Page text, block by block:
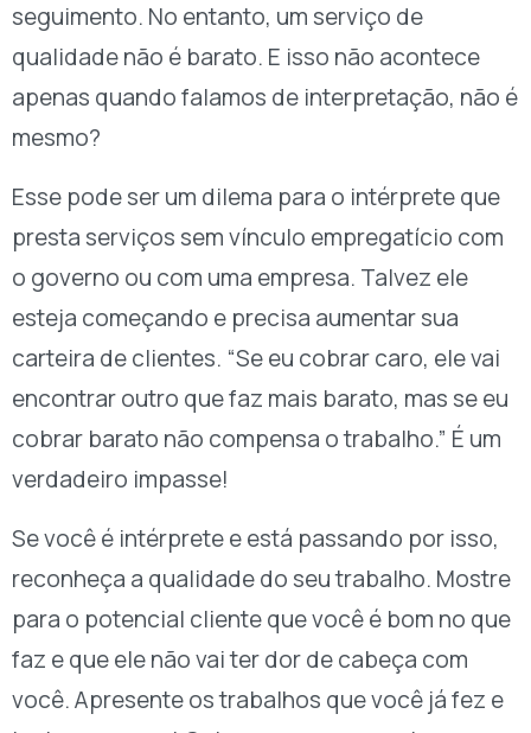
seguimento. No entanto, um serviço de
qualidade não é barato. E isso não acontece
apenas quando falamos de interpretação, não é
mesmo?
Esse pode ser um dilema para o intérprete que
presta serviços sem vínculo empregatício com
o governo ou com uma empresa. Talvez ele
esteja começando e precisa aumentar sua
carteira de clientes. “Se eu cobrar caro, ele vai
encontrar outro que faz mais barato, mas se eu
cobrar barato não compensa o trabalho.” É um
verdadeiro impasse!
Se você é intérprete e está passando por isso,
reconheça a qualidade do seu trabalho. Mostre
para o potencial cliente que você é bom no que
faz e que ele não vai ter dor de cabeça com
você. Apresente os trabalhos que você já fez e